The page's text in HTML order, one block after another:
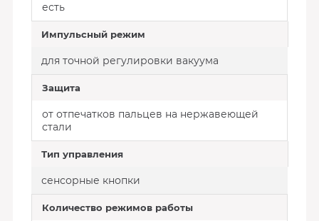
есть
Импульсный режим
для точной регулировки вакуума
Защита
от отпечатков пальцев на нержавеющей
стали
Тип управления
сенсорные кнопки
Количество режимов работы